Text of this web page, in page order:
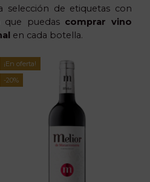
selección de etiquetas con
que puedas comprar vino
en cada botella.
¡En oferta!
-20%